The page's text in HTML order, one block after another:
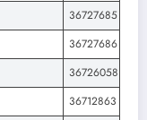
36727685
36727686
36726058
36712863